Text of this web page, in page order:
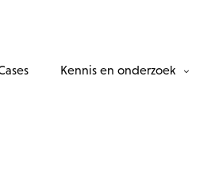
Kennis en onderzoek